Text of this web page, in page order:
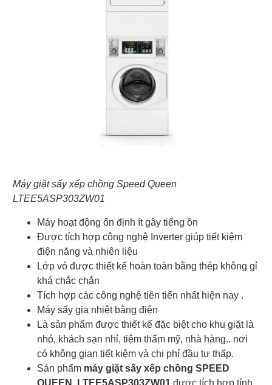
Máy giặt sấy xếp chồng Speed Queen
LTEE5ASP303ZW01
Máy hoạt động ổn định ít gây tiếng ồn
Được tích hợp công nghệ Inverter giúp tiết kiệm
điện năng và nhiên liệu
Lớp vỏ được thiết kế hoàn toàn bằng thép không gỉ
khá chắc chắn
Tích hợp các công nghệ tiên tiến nhất hiện nay .
Máy sấy gia nhiệt bằng điện
Là sản phẩm được thiết kế đặc biệt cho khu giặt là
nhỏ, khách sạn nhỉ, tiệm thẩm mỹ, nhà hàng.. nơi
có không gian tiết kiệm và chi phí đầu tư thấp.
Sản phẩm máy giặt sấy xếp chồng SPEED
QUEEN LTEE5ASP303ZW01 được tích hợp tính